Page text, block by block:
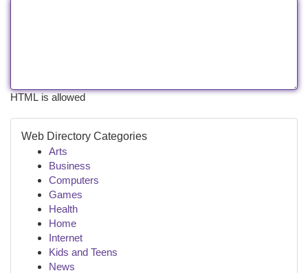
HTML is allowed
Web Directory Categories
Arts
Business
Computers
Games
Health
Home
Internet
Kids and Teens
News